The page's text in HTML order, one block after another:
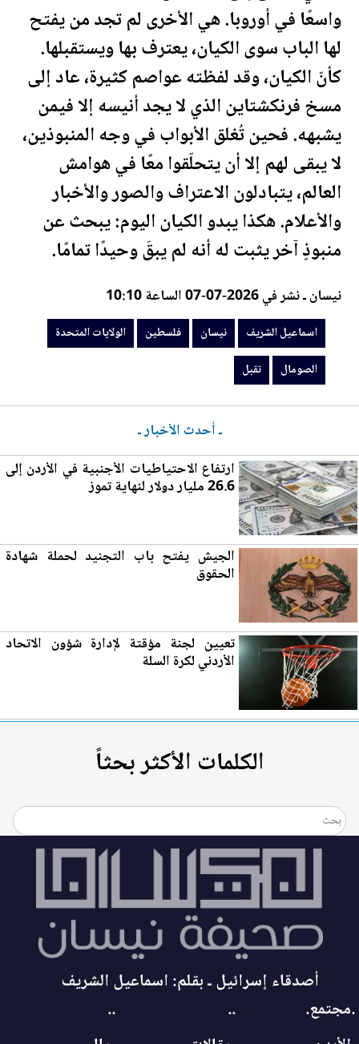
واسعًا في أوروبا. هي الأخرى لم تجد من يفتح
لها الباب سوى الكيان، يعترف بها ويستقبلها.
كأنّ الكيان، وقد لفظته عواصم كثيرة، عاد إلى
مسخ فرنكشتاين الذي لا يجد أنيسه إلا فيمن
يشبهه. فحين تُغلق الأبواب في وجه المنبوذين،
لا يبقى لهم إلا أن يتحلّقوا معًا في هوامش
العالم، يتبادلون الاعتراف والصور والأخبار
والأعلام. هكذا يبدو الكيان اليوم: يبحث عن
منبوذٍ آخر يثبت له أنه لم يبقَ وحيدًا تمامًا.
نيسان ـ نشر في 2026-07-07 الساعة 10:10
اسماعيل الشريف نيسان فلسطين
الولايات المتحدة
الصومال
تقبل
ـ أحدث الأخبار ـ
ارتفاع الاحتياطيات الأجنبية في الأردن إلى
26.6 مليار دولار لنهاية تموز
الجيش يفتح باب التجنيد لحملة شهادة
الحقوق
تعيين لجنة مؤقتة لإدارة شؤون الاتحاد
الأردني لكرة السلة
الكلمات الأكثر بحثاً
أصدقاء إسرائيل ـ بقلم: اسماعيل الشريف
.مجتمع.
..
..